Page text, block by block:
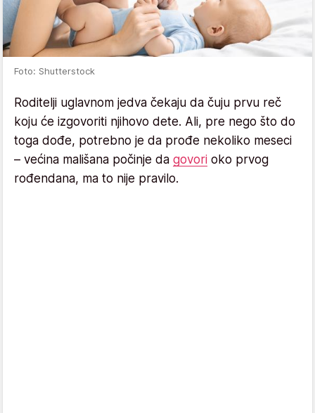
Foto: Shutterstock
Roditelji uglavnom jedva čekaju da čuju prvu reč
koju će izgovoriti njihovo dete. Ali, pre nego što do
toga dođe, potrebno je da prođe nekoliko meseci
– većina mališana počinje da govori oko prvog
rođendana, ma to nije pravilo.